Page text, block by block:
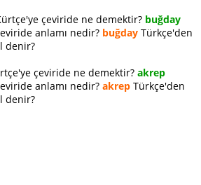
çeviride ne demektir? buğday
anlamı nedir? buğday Türkçe'den
denir?
çeviride ne demektir? akrep
anlamı nedir? akrep Türkçe'den
denir?